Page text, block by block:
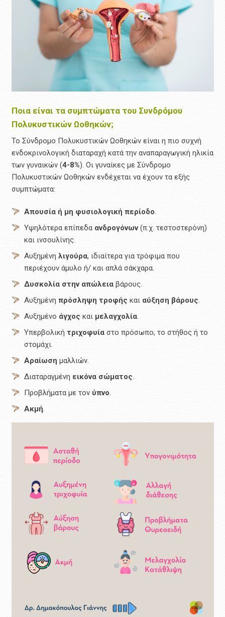
Ποια είναι τα συμπτώματα του Συνδρόμου
Πολυκυστικών Ωοθηκών;
Το Σύνδρομο Πολυκυστικών Ωοθηκών είναι η πιο συχνή
ενδοκρινολογική διαταραχή κατά την αναπαραγωγική ηλικία
των γυναικών (4-8%). Οι γυναίκες με Σύνδρομο
Πολυκυστικών Ωοθηκών ενδέχεται να έχουν τα εξής
συμπτώματα:
Απουσία ή μη φυσιολογική περίοδο.
Υψηλότερα επίπεδα ανδρογόνων(π.χ. τεστοστερόνη)
και ινσουλίνης.
Αυξημένη λιγούρα, ιδιαίτερα για τρόφιμα που
περιέχουν άμυλο ή/ και απλά σάκχαρα.
Δυσκολία στην απώλειαβάρους.
Αυξημένη πρόσληψη τροφής και αύξηση βάρους.
Αυξημένο άγχος και μελαγχολία.
Υπερβολική τριχοφυίαστο πρόσωπο, το στήθος ή το
στομάχι.
Αραίωση μαλλιών.
Διαταραγμένη εικόνα σώματος.
Προβλήματα με τον ύπνο.
Ακμή.